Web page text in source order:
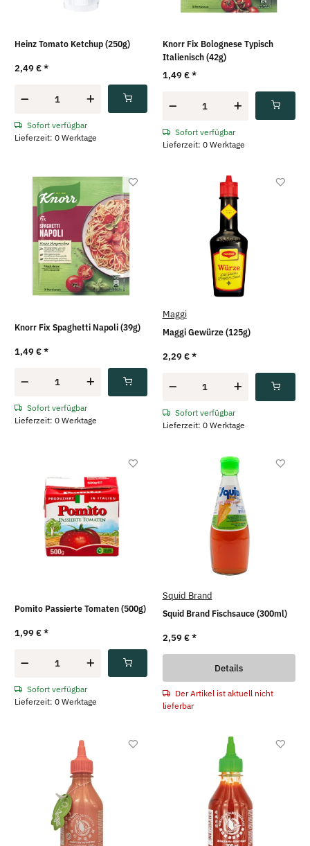
Heinz Tomato Ketchup (250g)
2,49 €*
Sofort verfügbar
Lieferzeit: 0 Werktage
Knorr Fix Bolognese Typisch
Italienisch (42g)
1,49 €*
Sofort verfügbar
Lieferzeit: 0 Werktage
Knorr Fix Spaghetti Napoli (39g)
1,49 €*
Sofort verfügbar
Lieferzeit: 0 Werktage
Maggi
Maggi Gewürze (125g)
2,29 €*
Sofort verfügbar
Lieferzeit: 0 Werktage
Pomito Passierte Tomaten (500g)
1,99 €*
Sofort verfügbar
Lieferzeit: 0 Werktage
Squid Brand
Squid Brand Fischsauce (300ml)
2,59 €*
Details
Der Artikel ist aktuell nicht
lieferbar